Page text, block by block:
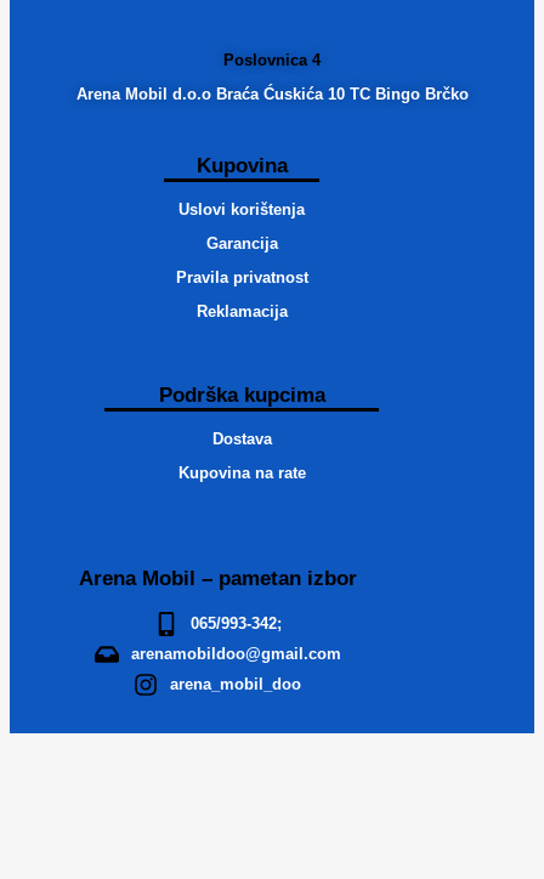
Poslovnica 4
Arena Mobil d.o.o Braća Ćuskića 10 TC Bingo Brčko
Kupovina
Uslovi korištenja
Garancija
Pravila privatnost
Reklamacija
Podrška kupcima
Dostava
Kupovina na rate
Arena Mobil – pametan izbor
065/993-342;
arenamobildoo@gmail.com
arena_mobil_doo